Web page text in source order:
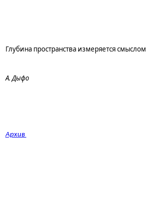
Глубина пространства измеряется смыслом
А. Дыфо
Архив